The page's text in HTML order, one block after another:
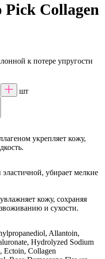
Pick Collagen
к потере упругости
шт
укрепляет кожу,
убирает мелкие
кожу, сохраняя
и сухости.
Allantoin,
Hydrolyzed Sodium
Ectoin, Collagen